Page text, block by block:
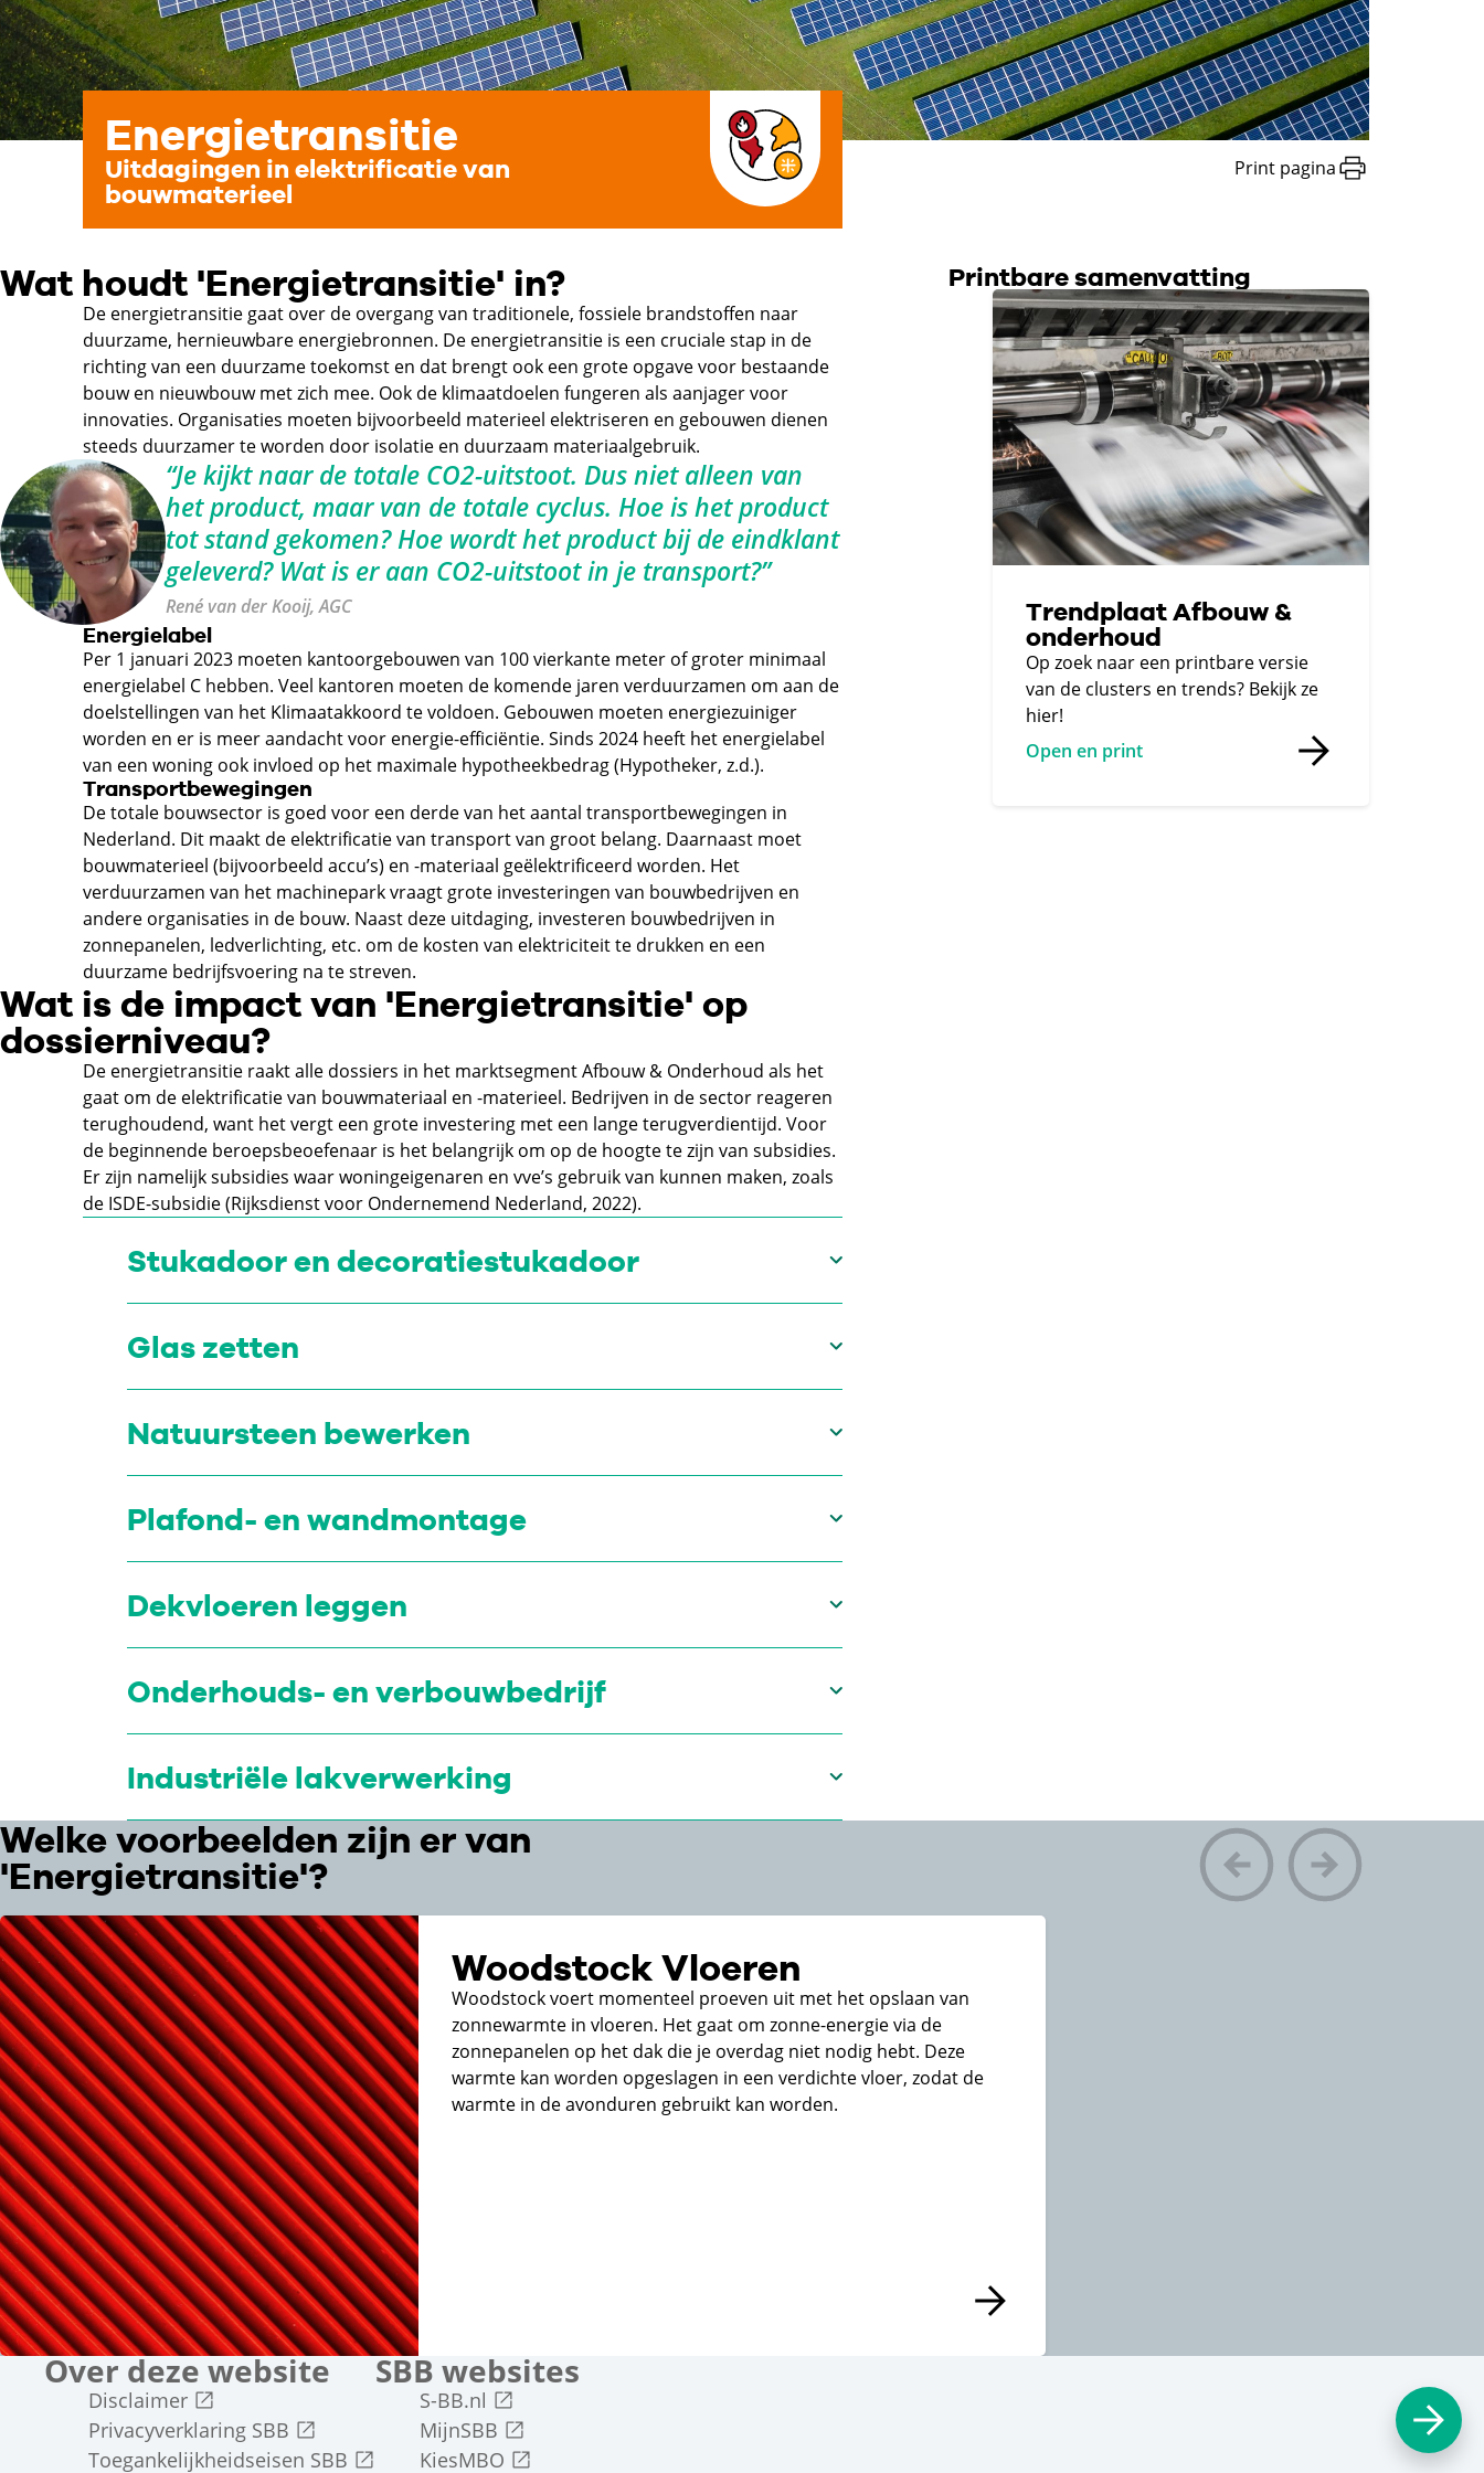
Energietransitie
Uitdagingen in elektrificatie van
bouwmaterieel
Print pagina
Wat houdt 'Energietransitie' in?
De energietransitie gaat over de overgang van traditionele, fossiele brandstoffen naar
duurzame, hernieuwbare energiebronnen. De energietransitie is een cruciale stap in de
richting van een duurzame toekomst en dat brengt ook een grote opgave voor bestaande
bouw en nieuwbouw met zich mee. Ook de klimaatdoelen fungeren als aanjager voor
innovaties. Organisaties moeten bijvoorbeeld materieel elektriseren en gebouwen dienen
steeds duurzamer te worden door isolatie en duurzaam materiaalgebruik.
“Je kijkt naar de totale CO2-uitstoot. Dus niet alleen van
het product, maar van de totale cyclus. Hoe is het product
tot stand gekomen? Hoe wordt het product bij de eindklant
geleverd? Wat is er aan CO2-uitstoot in je transport?”
René van der Kooij, AGC
Energielabel
Per 1 januari 2023 moeten kantoorgebouwen van 100 vierkante meter of groter minimaal
energielabel C hebben. Veel kantoren moeten de komende jaren verduurzamen om aan de
doelstellingen van het Klimaatakkoord te voldoen. Gebouwen moeten energiezuiniger
worden en er is meer aandacht voor energie-efficiëntie. Sinds 2024 heeft het energielabel
van een woning ook invloed op het maximale hypotheekbedrag (Hypotheker, z.d.).
Transportbewegingen
De totale bouwsector is goed voor een derde van het aantal transportbewegingen in
Nederland. Dit maakt de elektrificatie van transport van groot belang. Daarnaast moet
bouwmaterieel (bijvoorbeeld accu’s) en -materiaal geëlektrificeerd worden. Het
verduurzamen van het machinepark vraagt grote investeringen van bouwbedrijven en
andere organisaties in de bouw. Naast deze uitdaging, investeren bouwbedrijven in
zonnepanelen, ledverlichting, etc. om de kosten van elektriciteit te drukken en een
duurzame bedrijfsvoering na te streven.
Wat is de impact van 'Energietransitie' op
dossierniveau?
De energietransitie raakt alle dossiers in het marktsegment Afbouw & Onderhoud als het
gaat om de elektrificatie van bouwmateriaal en -materieel. Bedrijven in de sector reageren
terughoudend, want het vergt een grote investering met een lange terugverdientijd. Voor
de beginnende beroepsbeoefenaar is het belangrijk om op de hoogte te zijn van subsidies.
Er zijn namelijk subsidies waar woningeigenaren en vve’s gebruik van kunnen maken, zoals
de ISDE-subsidie (Rijksdienst voor Ondernemend Nederland, 2022).
Stukadoor en decoratiestukadoor
Glas zetten
Natuursteen bewerken
Plafond- en wandmontage
Dekvloeren leggen
Onderhouds- en verbouwbedrijf
Industriële lakverwerking
Printbare samenvatting
Trendplaat Afbouw &
onderhoud
Op zoek naar een printbare versie
van de clusters en trends? Bekijk ze
hier!
Open en print
Welke voorbeelden zijn er van
'Energietransitie'?
Woodstock Vloeren
Woodstock voert momenteel proeven uit met het opslaan van
zonnewarmte in vloeren. Het gaat om zonne-energie via de
zonnepanelen op het dak die je overdag niet nodig hebt. Deze
warmte kan worden opgeslagen in een verdichte vloer, zodat de
warmte in de avonduren gebruikt kan worden.
Over deze website
Disclaimer
Privacyverklaring SBB
Toegankelijkheidseisen SBB Externe link
SBB websites
S-BB.nl
MijnSBB
KiesMBO